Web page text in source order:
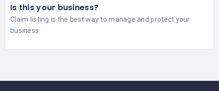
Is this your business?
Claim listing is the best way to manage and protect your
business.